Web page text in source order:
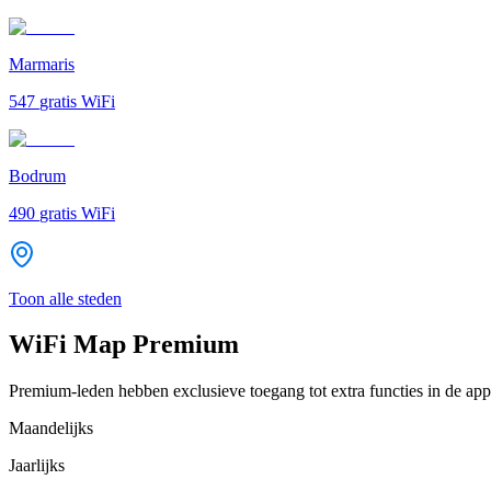
Marmaris
547 gratis WiFi
Bodrum
490 gratis WiFi
Toon alle steden
WiFi Map Premium
Premium-leden hebben exclusieve toegang tot extra functies in de app
Maandelijks
Jaarlijks